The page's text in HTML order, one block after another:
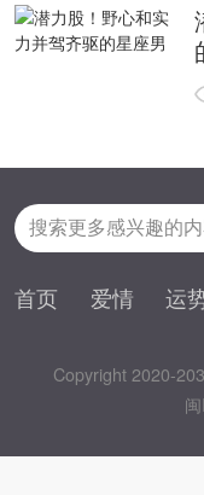
首页 爱情 运
Copyright 2020-